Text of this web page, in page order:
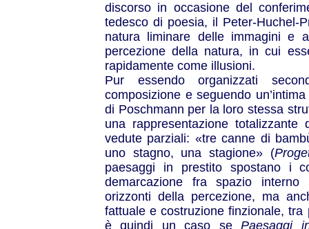
discorso in occasione del
tedesco di poesia, il Peter-Huchel-
natura liminare delle immagini e
percezione della natura, in cui
rapidamente come illusioni.
Pur essendo organizzati
composizione e seguendo
di Poschmann per la loro stessa
una rappresentazione
vedute parziali: «tre canne di
uno stagno, una stagione» (
paesaggi in prestito spostano i
demarcazione fra spazio
orizzonti della percezione, ma
fattuale e costruzione finzionale,
è quindi un caso sePaesaggi